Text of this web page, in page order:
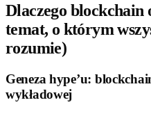
Dlaczego
temat, o którym
rozumie)
Geneza hype’u:
wykładowej